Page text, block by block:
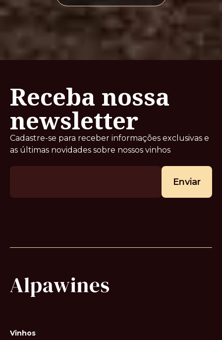
Receba nossa
newsletter
Cadastre-se para receber informações exclusivas e
as últimas novidades sobre nossos vinhos
Vinhos